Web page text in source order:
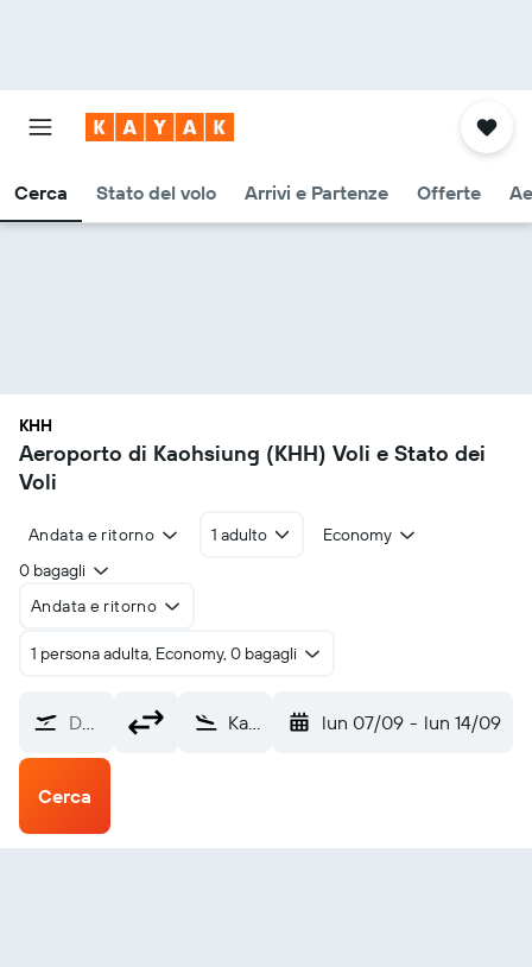
Cerca Stato del volo Arrivi e Partenze Offerte
KHH
Aeroporto di Kaohsiung (KHH) Voli e Stato dei
Voli
Andata e ritorno 1 adulto
Economy
0 bagagli
Andata e ritorno
1 persona adulta, Economy, 0 bagagli
Da dove? Kaohsiung (KHH) lun 07/09 - lun 14/09
Cerca